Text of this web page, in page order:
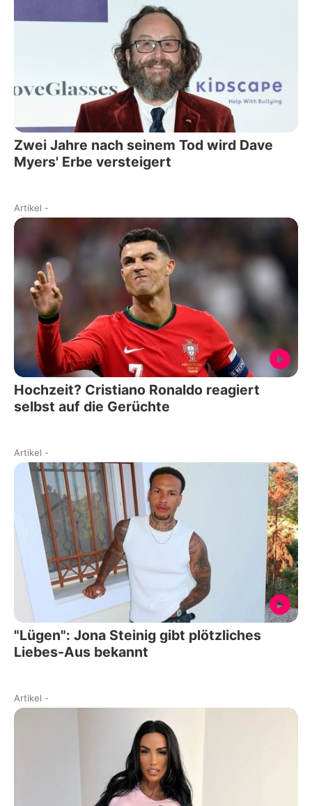
Zwei Jahre nach seinem Tod wird Dave
Myers' Erbe versteigert
Artikel -
Hochzeit? Cristiano Ronaldo reagiert
selbst auf die Gerüchte
Artikel -
"Lügen": Jona Steinig gibt plötzliches
Liebes-Aus bekannt
Artikel -